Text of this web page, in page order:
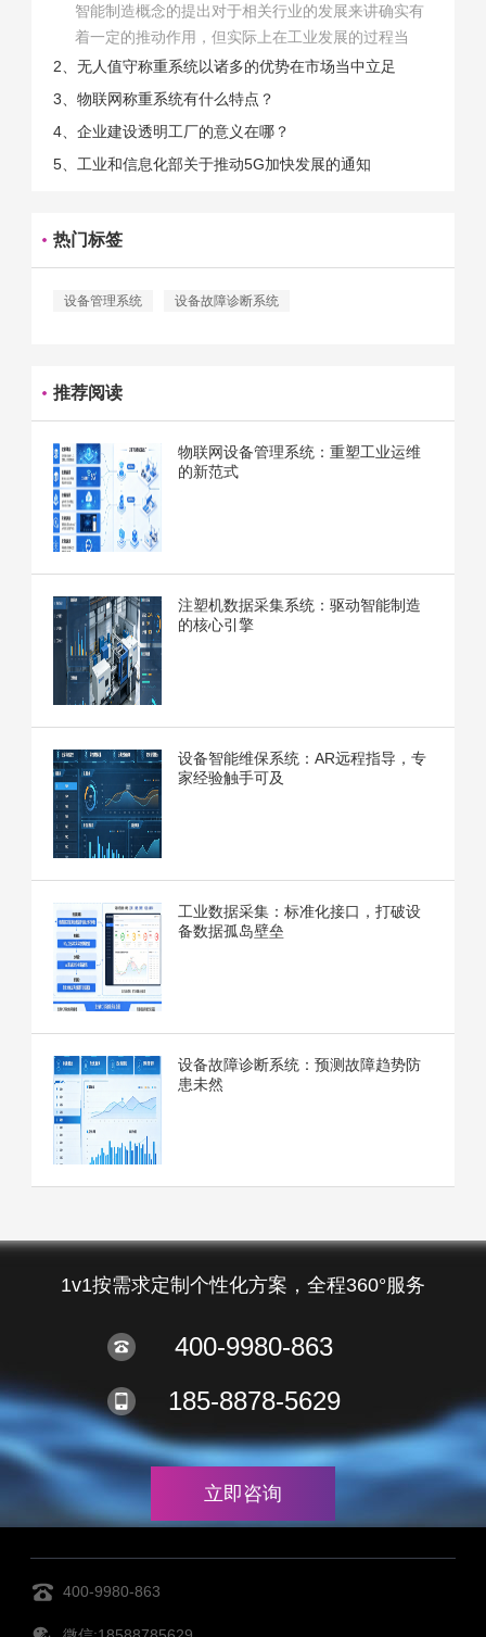
智能制造概念的提出对于相关行业的发展来讲确实有
着一定的推动作用，但实际上在工业发展的过程当
中，能够推动相关产业发展的具体结束是非常的多
的。那么为什么企业一定需要...
2、无人值守称重系统以诸多的优势在市场当中立足
3、物联网称重系统有什么特点？
4、企业建设透明工厂的意义在哪？
5、工业和信息化部关于推动5G加快发展的通知
热门标签
设备管理系统 设备故障诊断系统
推荐阅读
物联网设备管理系统：重塑工业运维
的新范式
注塑机数据采集系统：驱动智能制造
的核心引擎
设备智能维保系统：AR远程指导，专
家经验触手可及
工业数据采集：标准化接口，打破设
备数据孤岛壁垒
设备故障诊断系统：预测故障趋势防
患未然
1v1按需求定制个性化方案，全程360°服务
400-9980-863
185-8878-5629
立即咨询
400-9980-863